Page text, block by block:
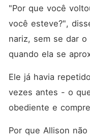
"Por que você
você esteve?",
nariz, sem se dar
quando ela se
Ele já havia
vezes antes - o
obediente e
Por que Allison